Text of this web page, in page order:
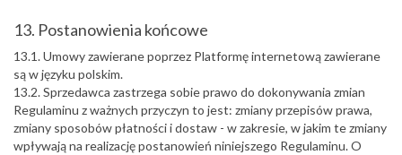
13. Postanowienia końcowe
13.1. Umowy zawierane poprzez Platformę internetową zawierane
są w języku polskim.
13.2. Sprzedawca zastrzega sobie prawo do dokonywania zmian
Regulaminu z ważnych przyczyn to jest: zmiany przepisów prawa,
zmiany sposobów płatności i dostaw - w zakresie, w jakim te zmiany
wpływają na realizację postanowień niniejszego Regulaminu. O